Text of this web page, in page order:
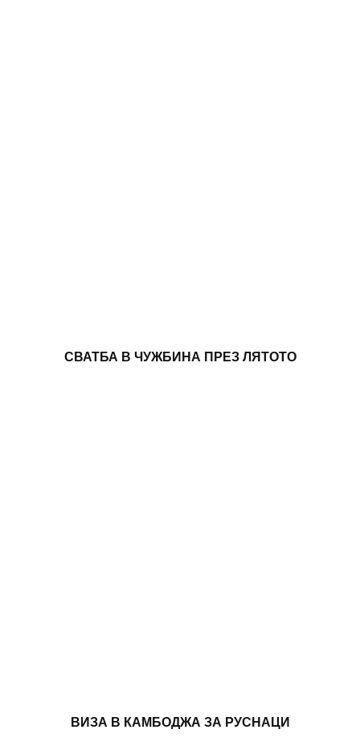
СВАТБА В ЧУЖБИНА ПРЕЗ ЛЯТОТО
ВИЗА В КАМБОДЖА ЗА РУСНАЦИ